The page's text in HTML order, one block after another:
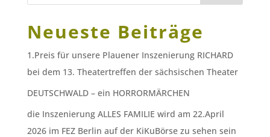
Neueste Beiträge
1.Preis für unsere Plauener Inszenierung RICHARD
bei dem 13. Theatertreffen der sächsischen Theater
DEUTSCHWALD – ein HORRORMÄRCHEN
die Inszenierung ALLES FAMILIE wird am 22.April
2026 im FEZ Berlin auf der KiKuBörse zu sehen sein